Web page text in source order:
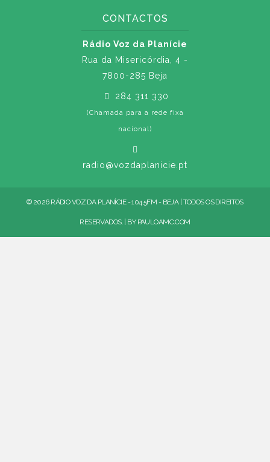
CONTACTOS
Rádio Voz da Planície
Rua da Misericórdia, 4 -
7800-285 Beja
284 311 330
(Chamada para a rede fixa
nacional)
radio@vozdaplanicie.pt
© 2026 RÁDIO VOZ DA PLANÍCIE - 104.5FM - BEJA | TODOS OS DIREITOS
RESERVADOS. | BY PAULOAMC.COM